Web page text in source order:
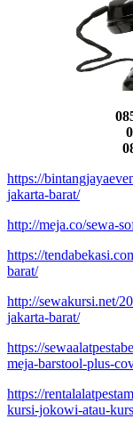
https://
jakarta-barat/
http://meja.co/sewa-
https://
barat/
http://sewakursi.net/
jakarta-barat/
https://
meja-barstool-plus-
https://
kursi-jokowi-atau-